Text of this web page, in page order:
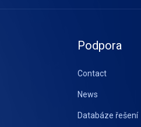
Podpora
Contact
News
Databáze řešení